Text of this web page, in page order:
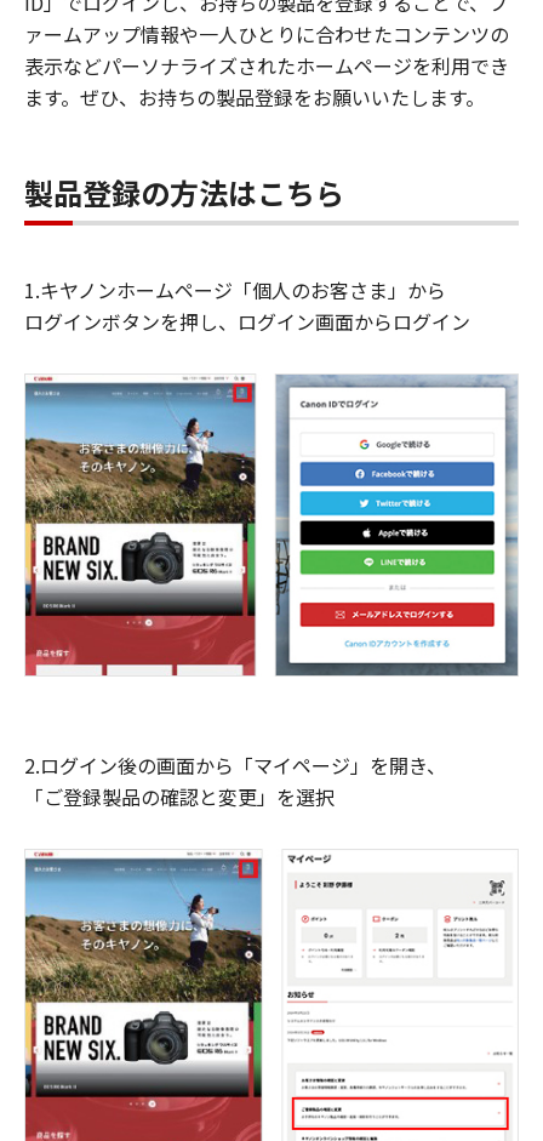
ァームアップ情報や一人ひとりに合わせたコンテンツの
表示などパーソナライズされたホームページを利用でき
ます。ぜひ、お持ちの製品登録をお願いいたします。
製品登録の方法はこちら
1.キヤノンホームページ「個人のお客さま」から
ログインボタンを押し、ログイン画面からログイン
2.ログイン後の画面から「マイページ」を開き、
「ご登録製品の確認と変更」を選択